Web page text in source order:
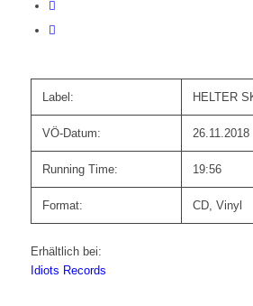
Label: HELTER
VÖ-Datum: 26.11.2018
Running Time: 19:56
Format: CD, Vinyl
Erhältlich bei:
Idiots Records